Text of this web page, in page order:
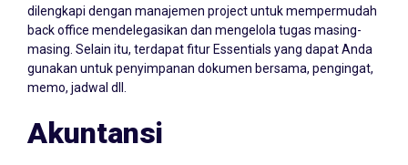
back office mendelegasikan dan mengelola tugas masing-
masing. Selain itu, terdapat fitur Essentials yang dapat Anda
gunakan untuk penyimpanan dokumen bersama, pengingat,
memo, jadwal dll.
Akuntansi